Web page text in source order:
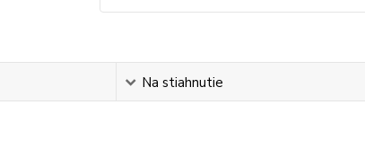
Na stiahnutie